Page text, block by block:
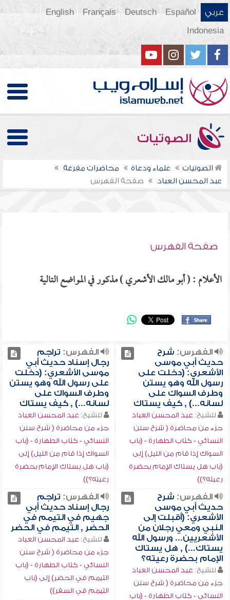
عربي Español
Deutsch
Français
English
Indonesia
الصوتيات
الصوتيات علماء ودعاة
محاضرات مفرغة
عبد المحسن العباد
صفحة الفهرس
صفحة الفهرس
الأعلام : ( أبو مالك الأشعري ) مذكور في المواضع التالية
الفهرس: شرح
حديث أبي موسى
الأشعري: (دخلت على
رسول الله وهو يستن
وطرف السواك على
لسانه...) , كيف يستاك
للشيخ: عبد المحسن العباد
جزء من محاضرة ( شرح سنن
النسائي - كتاب الطهارة - (باب
السواك إذا قام من الليل) إلى
(باب هل يستاك الإمام بحضرة
رعيته؟))
الفهرس: تراجم
رجال إسناد حديث أبي
موسى الأشعري: (دخلت
على رسول الله وهو يستن
وطرف السواك على
لسانه...) , كيف يستاك
للشيخ: عبد المحسن العباد
جزء من محاضرة ( شرح سنن
النسائي - كتاب الطهارة - (باب
السواك إذا قام من الليل) إلى
(باب هل يستاك الإمام بحضرة
رعيته؟))
الفهرس: شرح
حديث أبي موسى
الأشعري: (أقبلت إلى
النبي ومعي رجلان من
الأشعريين... ورسول الله
يستاك...) , هل يستاك
الإمام بحضرة رعيته؟
للشيخ: عبد المحسن العباد
جزء من محاضرة ( شرح سنن
النسائي - كتاب الطهارة - (باب
الفهرس: تراجم
رجال إسناد حديث أبي
جهيم في التيمم في
الحضر , التيمم في الحضر
للشيخ: عبد المحسن العباد
جزء من محاضرة ( شرح سنن
النسائي - كتاب الطهارة - (باب
التيمم في الحضر) إلى (باب
التيمم في السفر))